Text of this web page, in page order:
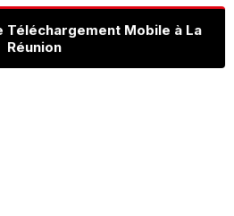
Téléchargement Mobile à La
Réunion